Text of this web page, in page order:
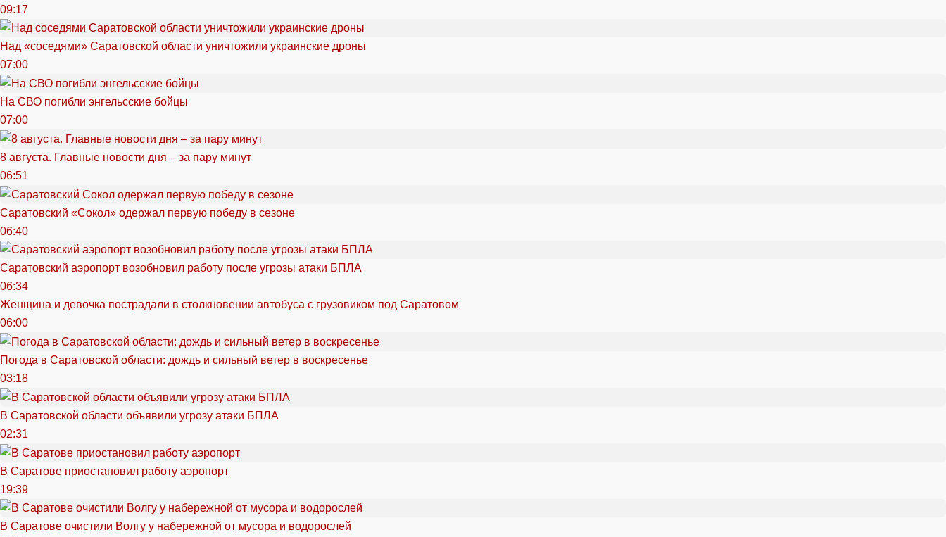
09:17
Над «соседями» Саратовской области уничтожили украинские дроны
07:00
На СВО погибли энгельсские бойцы
07:00
8 августа. Главные новости дня – за пару минут
06:51
Саратовский «Сокол» одержал первую победу в сезоне
06:40
Саратовский аэропорт возобновил работу после угрозы атаки БПЛА
06:34
Женщина и девочка пострадали в столкновении автобуса с грузовиком под Саратовом
06:00
Погода в Саратовской области: дождь и сильный ветер в воскресенье
03:18
В Саратовской области объявили угрозу атаки БПЛА
02:31
В Саратове приостановил работу аэропорт
19:39
В Саратове очистили Волгу у набережной от мусора и водорослей